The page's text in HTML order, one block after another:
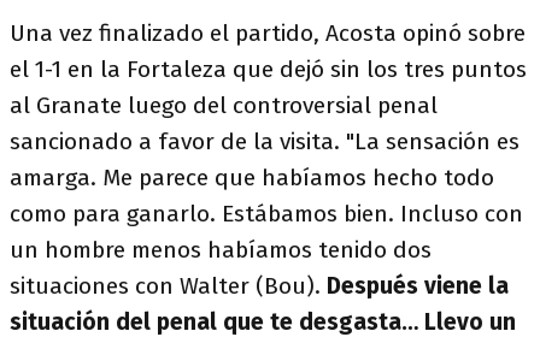
Una vez finalizado el partido, Acosta opinó sobre
el 1-1 en la Fortaleza que dejó sin los tres puntos
al Granate luego del controversial penal
sancionado a favor de la visita. "La sensación es
amarga. Me parece que habíamos hecho todo
como para ganarlo. Estábamos bien. Incluso con
un hombre menos habíamos tenido dos
situaciones con Walter (Bou). Después viene la
situación del penal que te desgasta… Llevo un